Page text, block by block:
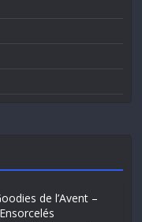
de l’Avent –